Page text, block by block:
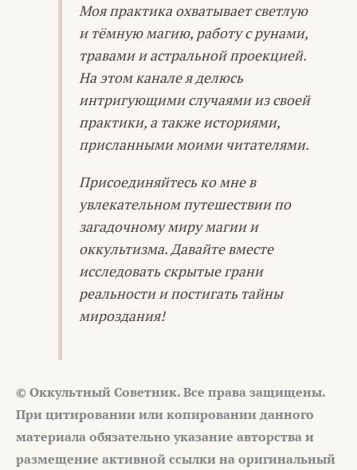
Моя практика охватывает светлую
и тёмную магию, работу с рунами,
травами и астральной проекцией.
На этом канале я делюсь
интригующими случаями из своей
практики, а также историями,
присланными моими читателями.
Присоединяйтесь ко мне в
увлекательном путешествии по
загадочному миру магии и
оккультизма. Давайте вместе
исследовать скрытые грани
реальности и постигать тайны
мироздания!
© Оккультный Советник. Все права защищены.
При цитировании или копировании данного
материала обязательно указание авторства и
размещение активной ссылки на оригинальный